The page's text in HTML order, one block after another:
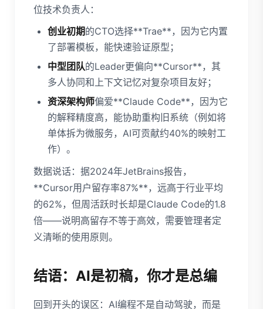
位技术负责人：
创业初期的CTO选择**Trae**，因为它内置
了部署模板，能快速验证原型；
中型团队的Leader更偏向**Cursor**，其
多人协同和上下文记忆对复杂项目友好；
资深架构师偏爱**Claude Code**，因为它
的解释精度高，能协助重构旧系统（例如将
单体拆为微服务，AI可贡献约40%的映射工
作）。
数据说话：据2024年JetBrains报告，
**Cursor用户留存率87%**，远高于行业平均
的62%，但周活跃时长却是Claude Code的1.8
倍——说明高留存不等于高效，需要管理者定
义清晰的使用原则。
结语：AI是初稿，你才是总编
回到开头的误区：AI编程不是自动驾驶，而是